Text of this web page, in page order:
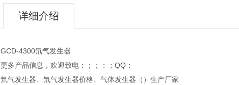
详细介绍
GCD-4300氘气发生器
更多产品信息，欢迎致电：；；：；QQ：
氘气发生器、氘气发生器价格、气体发生器（）生产厂家